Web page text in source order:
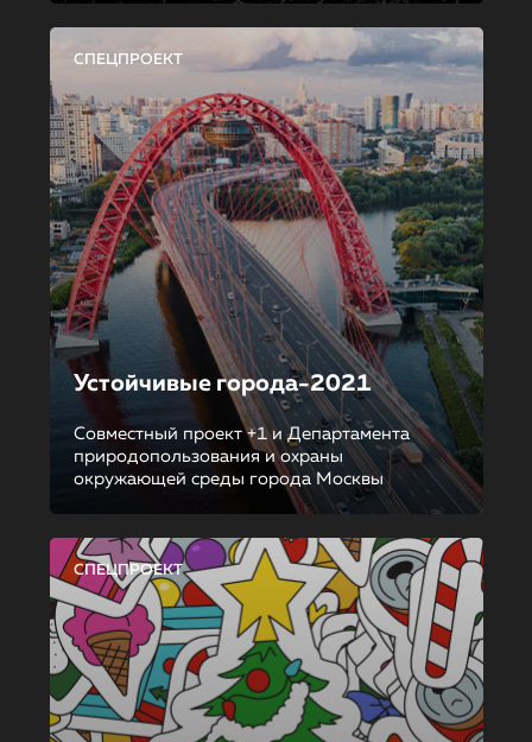
СПЕЦПРОЕКТ
Устойчивые города-2021
Совместный проект +1 и Департамента
природопользования и охраны
окружающей среды города Москвы
СПЕЦПРОЕКТ